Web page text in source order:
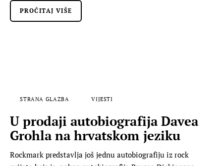
PROČITAJ VIŠE
STRANA GLAZBA VIJESTI
U prodaji autobiografija Davea
Grohla na hrvatskom jeziku
Rockmark predstavlja još jednu autobiografiju iz rock